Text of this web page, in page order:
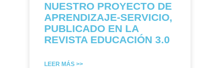
NUESTRO PROYECTO DE
APRENDIZAJE-SERVICIO,
PUBLICADO EN LA
REVISTA EDUCACIÓN 3.0
LEER MÁS >>